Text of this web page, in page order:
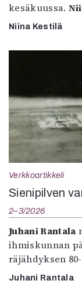
kesäkuussa.
Niina Kestilä
Verkkoartikkeli
Sienipilven
2–3/2026
Juhani Rantala
ihmiskunnan
räjähdyksen
Juhani Rantala